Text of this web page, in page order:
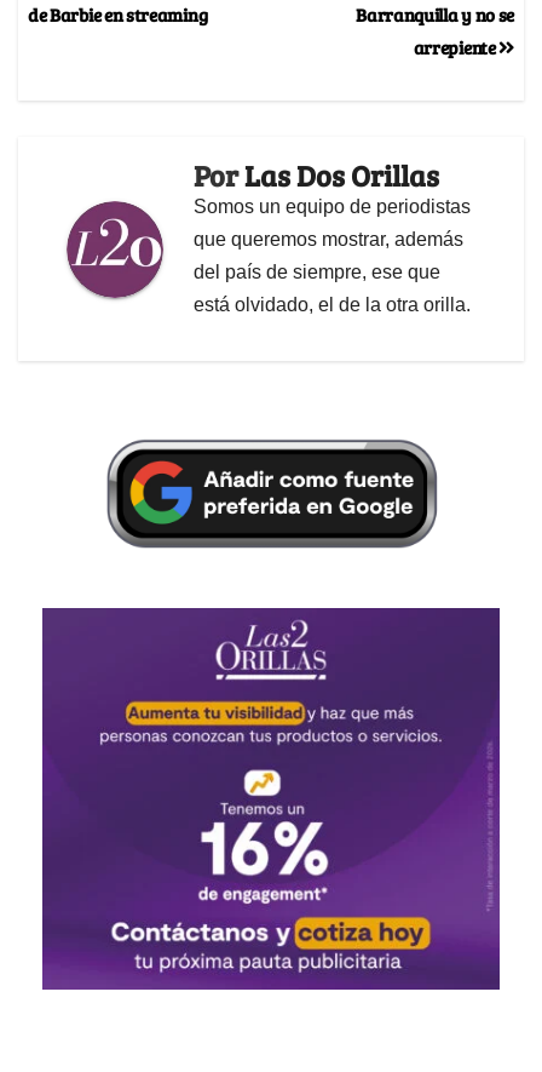
Barranquilla y no se
arrepiente
de Barbie en streaming
PorLas Dos Orillas
Somos un equipo de periodistas
que queremos mostrar, además
del país de siempre, ese que
está olvidado, el de la otra orilla.